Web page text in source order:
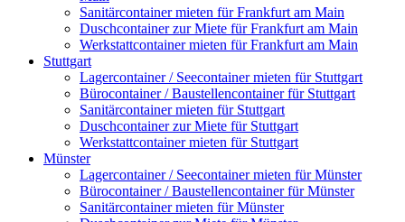
Sanitärcontainer mieten für Frankfurt am Main
Duschcontainer zur Miete für Frankfurt am Main
Werkstattcontainer mieten für Frankfurt am Main
Stuttgart
Lagercontainer / Seecontainer mieten für Stuttgart
Bürocontainer / Baustellencontainer für Stuttgart
Sanitärcontainer mieten für Stuttgart
Duschcontainer zur Miete für Stuttgart
Werkstattcontainer mieten für Stuttgart
Münster
Lagercontainer / Seecontainer mieten für Münster
Bürocontainer / Baustellencontainer für Münster
Sanitärcontainer mieten für Münster